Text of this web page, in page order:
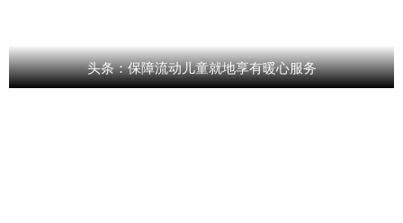
头条：保障流动儿童就地享有暖心服务